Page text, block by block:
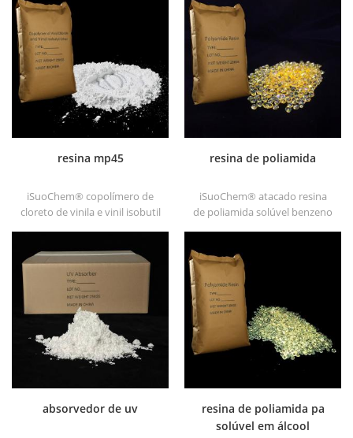
em solvente para substratos
de poliolefina.
boa solubilidade, alta
transparência, boa
capacidade de impressão e
boa transitividade.
resina mp45
iSuoChem® copolímero de
cloreto de vinila e vinil isobutil
aglutinante clorado e
desenvolvido para tinta de
impressão e tinta
anticorrosiva pesada.
resina de poliamida
iSuoChem® atacado resina
de poliamida solúvel benzeno
absorvedor de uv
resina de poliamida pa
solúvel em álcool